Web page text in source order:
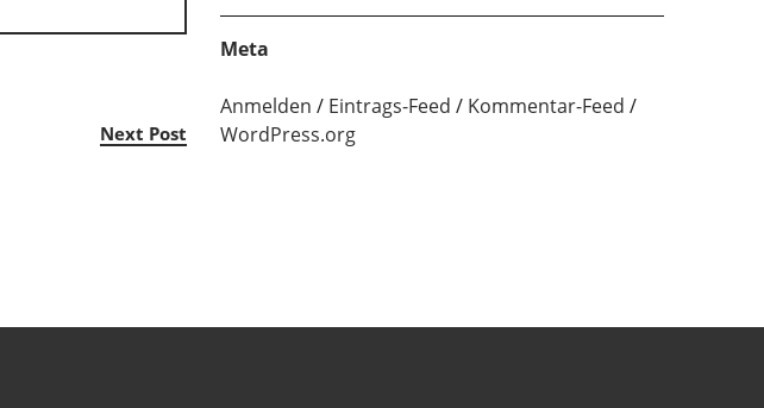
Next Post
Meta
Anmelden Eintrags-Feed
Kommentar-Feed
WordPress.org